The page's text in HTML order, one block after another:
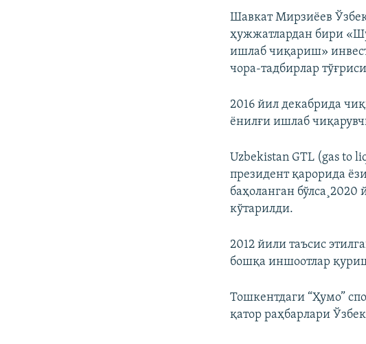
Шавкат Мирзиëев
ҳужжатлардан бири
ишлаб чиқариш»
чора-тадбирлар
2016 йил декабрида
ёнилғи ишлаб
Uzbekistan GTL (gas to
президент қарорида
баҳоланган
кўтарилди.
2012 йили таъсис
бошқа иншоотлар
Тошкентдаги “Ҳумо”
қатор раҳбарлари